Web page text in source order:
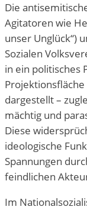
Die
Agitatoren wie
unser Unglück“)
Sozialen
in ein politisches
dargestellt –
mächtig und
Diese
ideologische
Spannungen
feindlichen
Im